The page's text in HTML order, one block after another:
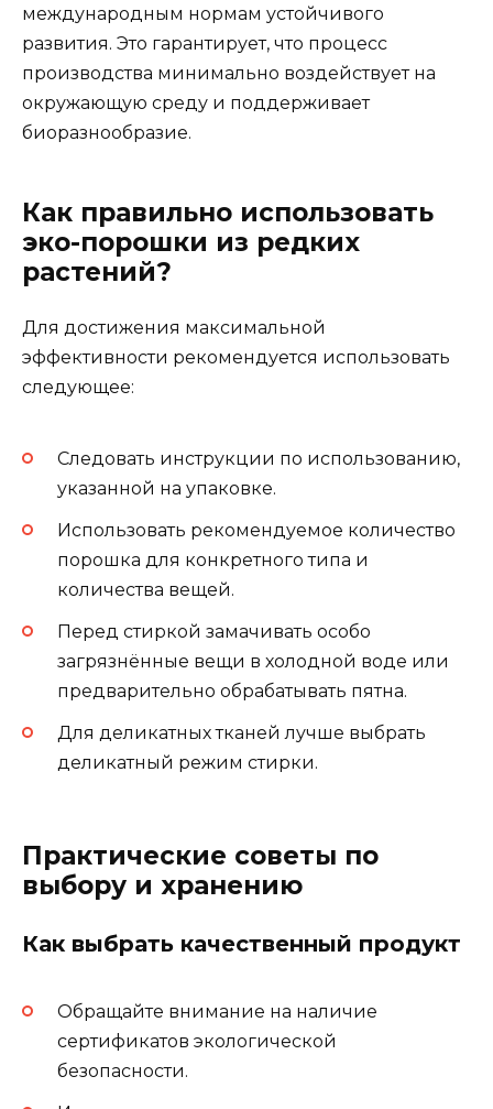
международным нормам устойчивого
развития. Это гарантирует, что процесс
производства минимально воздействует на
окружающую среду и поддерживает
биоразнообразие.
Как правильно использовать
эко-порошки из редких
растений?
Для достижения максимальной
эффективности рекомендуется использовать
следующее:
Следовать инструкции по использованию,
указанной на упаковке.
Использовать рекомендуемое количество
порошка для конкретного типа и
количества вещей.
Перед стиркой замачивать особо
загрязнённые вещи в холодной воде или
предварительно обрабатывать пятна.
Для деликатных тканей лучше выбрать
деликатный режим стирки.
Практические советы по
выбору и хранению
Как выбрать качественный продукт
Обращайте внимание на наличие
сертификатов экологической
безопасности.